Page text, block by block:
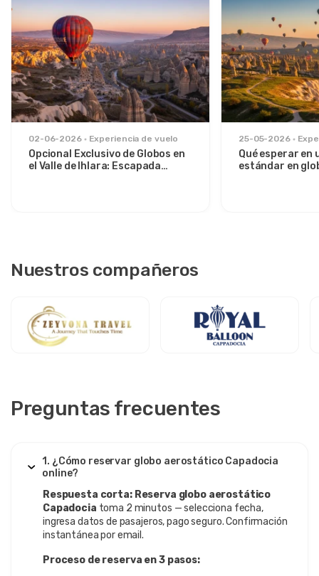
02-06-2026 Experiencia de vuelo
Opcional Exclusivo de Globos en
el Valle de Ihlara: Escapada
25-05-2026
Qué esperar en
estándar en
Nuestros compañeros
Preguntas frecuentes
1. ¿Cómo reservar globo aerostático Capadocia
online?
Respuesta corta: Reserva globo aerostático
Capadocia toma 2 minutos — selecciona fecha,
ingresa datos de pasajeros, pago seguro. Confirmación
instantánea por email.
Proceso de reserva en 3 pasos: